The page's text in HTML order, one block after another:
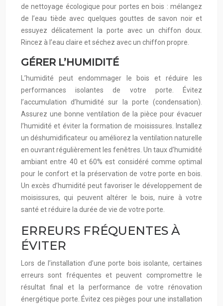
de nettoyage écologique pour portes en bois : mélangez
de l’eau tiède avec quelques gouttes de savon noir et
essuyez délicatement la porte avec un chiffon doux.
Rincez à l’eau claire et séchez avec un chiffon propre.
GÉRER L’HUMIDITÉ
L’humidité peut endommager le bois et réduire les
performances isolantes de votre porte. Évitez
l’accumulation d’humidité sur la porte (condensation).
Assurez une bonne ventilation de la pièce pour évacuer
l’humidité et éviter la formation de moisissures. Installez
un déshumidificateur ou améliorez la ventilation naturelle
en ouvrant régulièrement les fenêtres. Un taux d’humidité
ambiant entre 40 et 60% est considéré comme optimal
pour le confort et la préservation de votre porte en bois.
Un excès d’humidité peut favoriser le développement de
moisissures, qui peuvent altérer le bois, nuire à votre
santé et réduire la durée de vie de votre porte.
ERREURS FRÉQUENTES À
ÉVITER
Lors de l’installation d’une porte bois isolante, certaines
erreurs sont fréquentes et peuvent compromettre le
résultat final et la performance de votre rénovation
énergétique porte. Évitez ces pièges pour une installation